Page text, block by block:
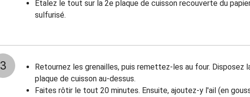
Étalez le tout sur la 2e plaque de cuisson recouverte du
sulfurisé.
3
Retournez les grenailles, puis remettez-les au four. Disposez
plaque de cuisson au-dessus.
Faites rôtir le tout 20 minutes. Ensuite, ajoutez-y l'ail (en